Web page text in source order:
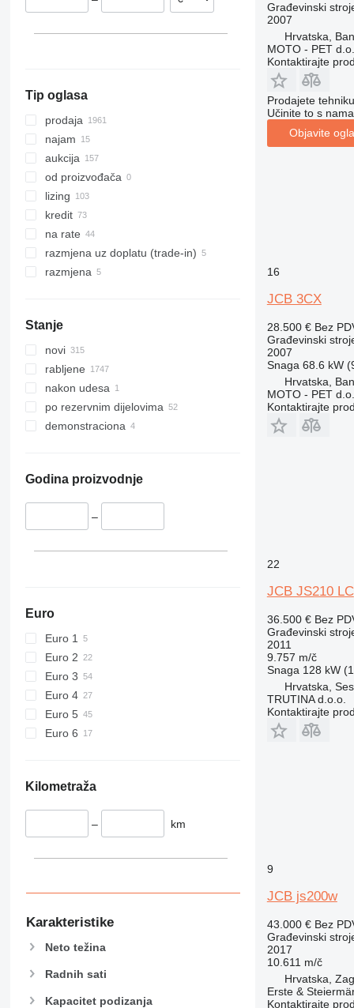
324
325
326
329
330
336
340
345
349
350
390
395
416
420
424
426
432
826
950
962
963
972
982
988
8035
CT
CT 260-120
JS
JS 130
JS 131
JS 145
JS 160
JS 175
JS 200
JS 210
JZ
NXT
NXT 215LC
S-Series
TM
TM220
TM320
VMT
Vibromax
PecoliftItalija
Turska
Urugvaj
Tip oglasa
prodaja
najam
aukcija
od proizvođača
lizing
kredit
na rate
razmjena uz doplatu (trade-in)
razmjena
Stanje
novi
rabljene
nakon udesa
po rezervnim dijelovima
demonstraciona
Godina proizvodnje
–
Euro
Euro 1
Euro 2
Euro 3
Euro 4
Euro 5
Euro 6
Kilometraža
– km
Karakteristike
Neto težina
Radnih sati
Kapacitet podizanja
Građevinski
2007
Hrvatska,
MOTO - PET
Kontaktirajte
Prodajete
Učinite to s
Objavite
16
JCB 3CX
28.500 € Bez
Građevinski
2007
Snaga 68.6 kW
Hrvatska,
MOTO - PET
Kontaktirajte
22
JCB JS210 LC
36.500 € Bez
Građevinski
2011
9.757 m/č
Snaga 128 kW
Hrvatska,
TRUTINA d.o.o.
Kontaktirajte
9
JCB js200w
43.000 € Bez
Građevinski
2017
10.611 m/č
Hrvatska,
Erste &
Kontaktirajte